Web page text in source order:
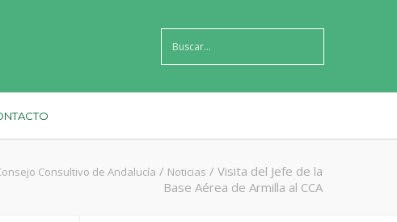
Consultivo de Andalucía / Noticias / Visita del Jefe de la
Base Aérea de Armilla al CCA